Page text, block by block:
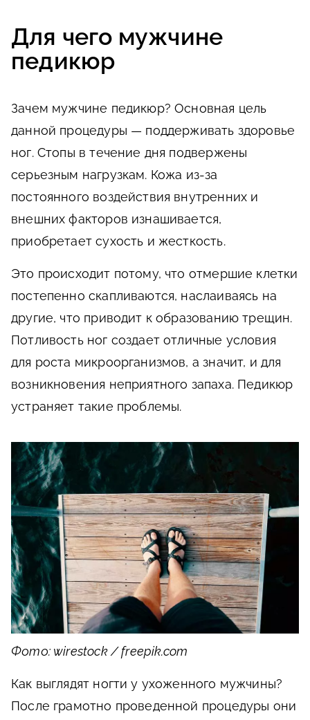
Для чего мужчине
педикюр
Зачем мужчине педикюр? Основная цель
данной процедуры — поддерживать здоровье
ног. Стопы в течение дня подвержены
серьезным нагрузкам. Кожа из-за
постоянного воздействия внутренних и
внешних факторов изнашивается,
приобретает сухость и жесткость.
Это происходит потому, что отмершие клетки
постепенно скапливаются, наслаиваясь на
другие, что приводит к образованию трещин.
Потливость ног создает отличные условия
для роста микроорганизмов, а значит, и для
возникновения неприятного запаха. Педикюр
устраняет такие проблемы.
Фото: wirestock / freepik.com
Как выглядят ногти у ухоженного мужчины?
После грамотно проведенной процедуры они